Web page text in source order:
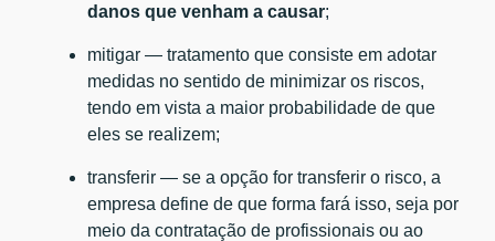
danos que venham a causar;
mitigar — tratamento que consiste em adotar
medidas no sentido de minimizar os riscos,
tendo em vista a maior probabilidade de que
eles se realizem;
transferir — se a opção for transferir o risco, a
empresa define de que forma fará isso, seja por
meio da contratação de profissionais ou ao